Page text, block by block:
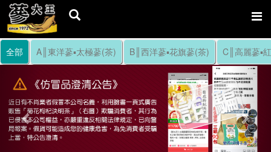
Previous
全部 A║東洋蔘▪太極蔘(茶) B║西洋蔘▪花旗蔘(茶) C║高麗蔘▪